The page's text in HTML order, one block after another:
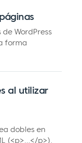
WordPress
forma
al utilizar
dobles en
(<p>...</p>).